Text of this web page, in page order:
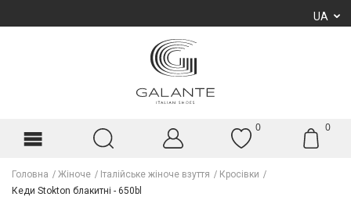
UA
0 0
Головна Жіноче Італійське жіноче взуття
Кросівки
Кеди Stokton блакитні - 650bl